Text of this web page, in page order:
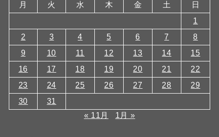
月
火 水 木 金 土
日
1
2
3 4 5 6 7
8
9
10 11 12 13 14
15
16
17 18 19 20 21
22
23
24 25 26 27 28
29
30
31
« 11月
1月 »